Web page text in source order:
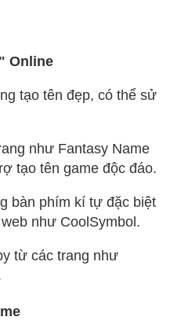
Online
tạo tên đẹp, có thể sử
như Fantasy Name
tạo tên game độc đáo.
bàn phím kí tự đặc biệt
như CoolSymbol.
từ các trang như